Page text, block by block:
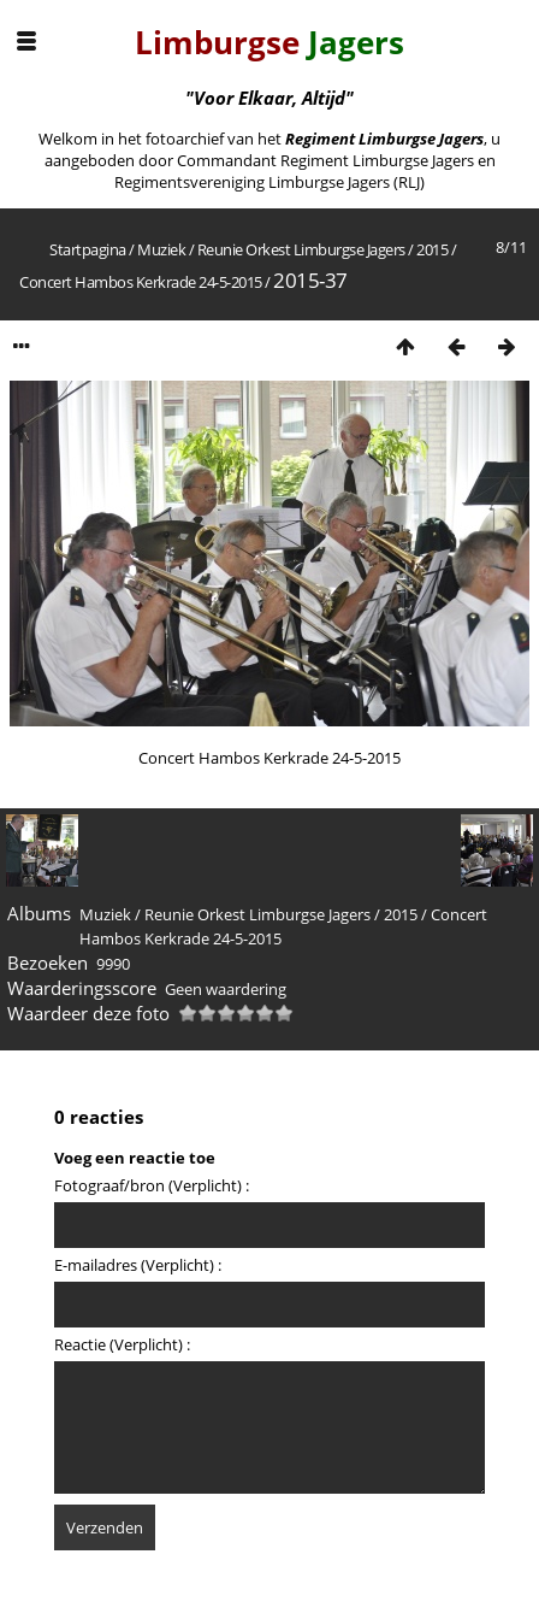
Limburgse Jagers
"Voor Elkaar, Altijd"
Welkom in het fotoarchief van hetRegiment Limburgse Jagers, u
aangeboden door Commandant Regiment Limburgse Jagers en
Regimentsvereniging Limburgse Jagers (RLJ)
8/11
Startpagina/Muziek/Reunie Orkest Limburgse Jagers/2015/
Concert Hambos Kerkrade 24-5-2015/2015-37
Concert Hambos Kerkrade 24-5-2015
Albums Muziek/ Reunie Orkest Limburgse Jagers/2015/Concert
Hambos Kerkrade 24-5-2015
Bezoeken 9990
Waarderingsscore Geen waardering
Waardeer deze foto
0 reacties
Voeg een reactie toe
Fotograaf/bron (Verplicht) :
E-mailadres (Verplicht) :
Reactie (Verplicht) :